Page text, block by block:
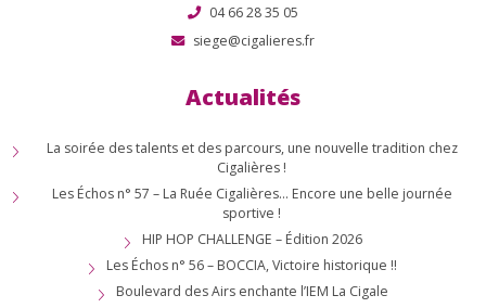
04 66 28 35 05
siege@cigalieres.fr
Actualités
La soirée des talents et des parcours, une nouvelle tradition chez
Cigalières !
Les Échos n° 57 – La Ruée Cigalières… Encore une belle journée
sportive !
HIP HOP CHALLENGE – Édition 2026
Les Échos n° 56 – BOCCIA, Victoire historique !!
Boulevard des Airs enchante l’IEM La Cigale